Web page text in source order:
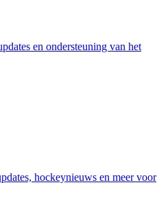
en ondersteuning van het
hockeynieuws en meer voor